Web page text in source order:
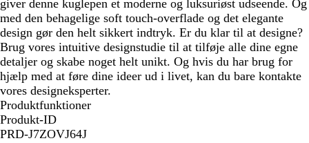
l
t
giver denne kuglepen et moderne og luksuriøst udseende. Og
med den behagelige soft touch-overflade og det elegante
design gør den helt sikkert indtryk. Er du klar til at designe?
Brug vores intuitive designstudie til at tilføje alle dine egne
detaljer og skabe noget helt unikt. Og hvis du har brug for
hjælp med at føre dine ideer ud i livet, kan du bare kontakte
vores designeksperter.
Produktfunktioner
Produkt-ID
PRD-J7ZOVJ64J